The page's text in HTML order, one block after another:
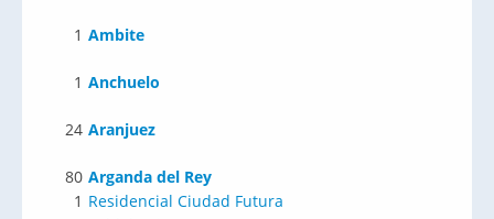
1 Ambite
1 Anchuelo
24 Aranjuez
80 Arganda del Rey
1 Residencial Ciudad Futura